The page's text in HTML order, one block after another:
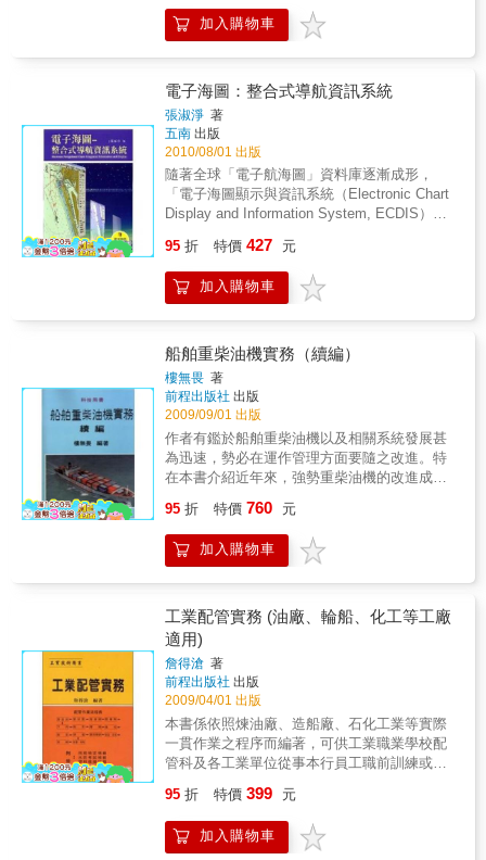
海事組織所制定的一九八八年基本滅火典型課
程(Model Course 1.20)以及一九九一年進階滅
舶火災理論與應變作業篇以及船舶火災演訓與
人員安全篇等三篇共計十三章，兼顧理論與相
關實務之探討，頗能裨益教學與訓練需要。
加入購物車
電子海圖：整合式導航資訊系統
張淑淨 著
五南 出版
2010/08/01 出版
隨著全球「電子航海圖」資料庫逐漸成形，
「電子海圖顯示與資訊系統（Electronic Chart
Display and Information System, ECDIS）」
擴大適用範圍強制更多船舶安裝。實際上
ECDIS在提高航行安全與效率方面的效益已廣
受肯定而成為船舶航行資訊整合的核心平台。
軸，有系統地探討ECDIS的資料特性、軟體功
能設計、航儀資訊的整合關鍵、國際法規與服
務運作架構。對於ECDIS的使用者而言，本書
的基本教學目標是：能有效且安全地操作
ECDIS設備、能適當使用ECDIS相關資訊、知
道ECDIS的相關限制、了解電子航海圖的相關
法律問題與責任。對於相關研究者與研發工程
師而言，本書更就ECDIS這類即時操作用地理
資訊系統的物件模型資料設計與空間分析技
更新、GPS/DGPS衛星定位、AIS船舶自動識
別系統、以及船舶交通資訊服務系統、海上電
子公路、e-化航行等最新應用發展等方面，提
供了深入的探討與充份的參考資訊。
95 折 特價 427 元
加入購物車
船舶重柴油機實務（續編）
樓無畏 著
前程出版社 出版
2009/09/01 出版
作者有鑑於船舶重柴油機以及相關系統發展甚
為迅速，勢必在運作管理方面要隨之改進。特
在本書介紹近年來，強勢重柴油機的改進成就
方面予以說明。 作者並以專章介紹燃氣渦
輪機，為河海人員特考之新增項目，使讀者更
了解燃氣渦輪機在商船上的應用。適用指標：
95 折 特價 760 元
加入購物車
工業配管實務 (油廠、輪船、化工等工廠
適用)
詹得滄 著
前程出版社 出版
2009/04/01 出版
本書係依照煉油廠、造船廠、石化工業等實際
一貫作業之程序而編著，可供工業職業學校配
管科及各工業單位從事本行員工職前訓練或在
程人員做參考研習之用。 本書以實用為
主，文字力求簡明，附有插圖，是學者易於吸
收領會，除能熟悉本職種相關知識外，更能適
95 折 特價 399 元
加入購物車